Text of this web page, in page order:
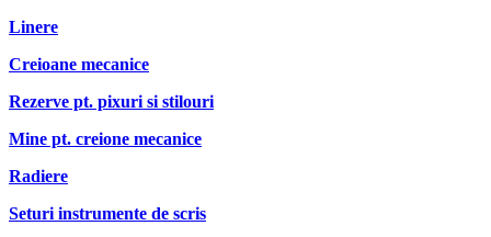
Linere
Creioane mecanice
Rezerve pt. pixuri si stilouri
Mine pt. creione mecanice
Radiere
Seturi instrumente de scris